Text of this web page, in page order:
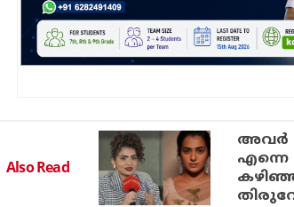
Also Read
അവർ
എന്നെ